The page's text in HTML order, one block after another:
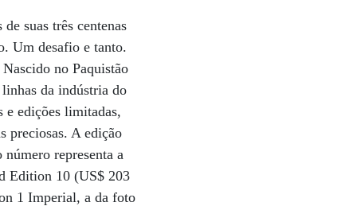
suas três centenas
Um desafio e tanto.
no Paquistão
da indústria do
e edições limitadas,
preciosas. A edição
representa a
Edition 10 (US$ 203
1 Imperial, a da foto